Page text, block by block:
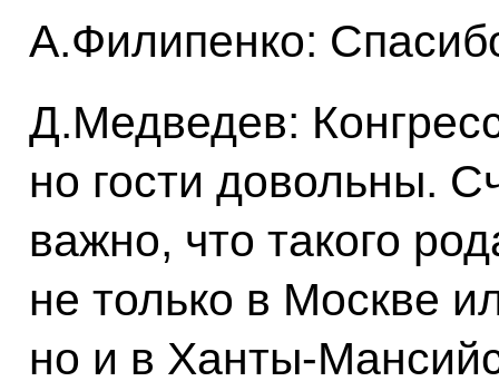
А.Филипенко:
Д.Медведев:
но гости довольны.
важно, что такого
не только в Москве
но и в Ханты-